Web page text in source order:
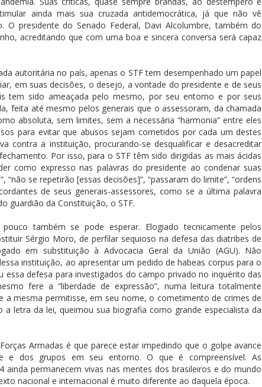
ainda mais sua cruzada antidemocrática, já que não vê
O presidente do Senado Federal, Davi Alcolumbre, também do
acreditando que com uma boa e sincera conversa será capaz
autoritária no país, apenas o STF tem desempenhado um papel
em suas decisões, o desejo, a vontade do presidente e de seus
tem sido ameaçada pelo mesmo, por seu entorno e por seus
feita até mesmo pelos generais que o assessoram, da chamada
absoluta, sem limites, sem a necessária “harmonia” entre eles
para evitar que abusos sejam cometidos por cada um destes
contra a instituição, procurando-se desqualificar e desacreditar
Por isso, para o STF têm sido dirigidas as mais ácidas
como expresso nas palavras do presidente ao condenar suas
se repetirão [essas decisões]”, “passaram do limite”, “ordens
de seus generais-assessores, como se a última palavra
guardião da Constituição, o STF.
também se pode esperar. Elogiado tecnicamente pelos
Sérgio Moro, de perfilar sequioso na defesa das diatribes de
em substituição à Advocacia Geral da União (AGU). Não
instituição, ao apresentar um pedido de habeas corpus para o
essa defesa para investigados do campo privado no inquérito das
fere a “liberdade de expressão”, numa leitura totalmente
a mesma permitisse, em seu nome, o cometimento de crimes de
letra da lei, queimou sua biografia como grande especialista da
Armadas é que parece estar impedindo que o golpe avance
e dos grupos em seu entorno. O que é compreensível. As
ainda permanecem vivas nas mentes dos brasileiros e do mundo
nacional e internacional é muito diferente ao daquela época.